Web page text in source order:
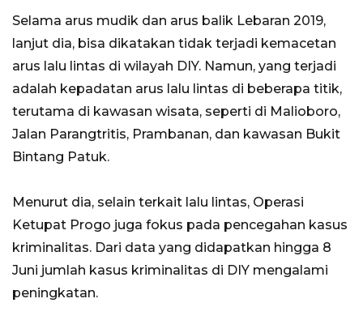
Selama arus mudik dan arus balik Lebaran 2019,
lanjut dia, bisa dikatakan tidak terjadi kemacetan
arus lalu lintas di wilayah DIY. Namun, yang terjadi
adalah kepadatan arus lalu lintas di beberapa titik,
terutama di kawasan wisata, seperti di Malioboro,
Jalan Parangtritis, Prambanan, dan kawasan Bukit
Bintang Patuk.
Menurut dia, selain terkait lalu lintas, Operasi
Ketupat Progo juga fokus pada pencegahan kasus
kriminalitas. Dari data yang didapatkan hingga 8
Juni jumlah kasus kriminalitas di DIY mengalami
peningkatan.